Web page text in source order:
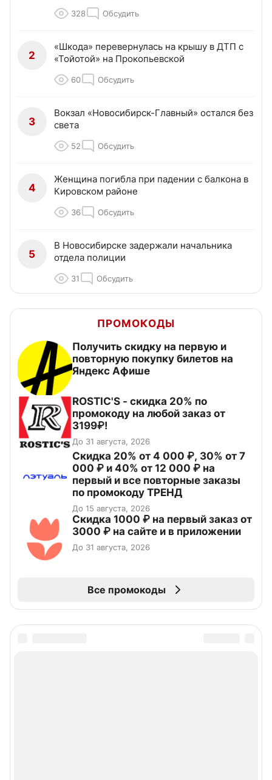
328 Обсудить
2
«Шкода» перевернулась на крышу в ДТП с
«Тойотой» на Прокопьевской
60 Обсудить
3
Вокзал «Новосибирск-Главный» остался без
света
52 Обсудить
4
Женщина погибла при падении с балкона в
Кировском районе
36 Обсудить
5
В Новосибирске задержали начальника
отдела полиции
31 Обсудить
ПРОМОКОДЫ
Получить скидку на первую и
повторную покупку билетов на
Яндекс Афише
ROSTIC'S - скидка 20% по
промокоду на любой заказ от
3199₽!
До 31 августа, 2026
Скидка 20% от 4 000 ₽, 30% от 7
000 ₽ и 40% от 12 000 ₽ на
первый и все повторные заказы
по промокоду ТРЕНД
До 15 августа, 2026
Скидка 1000 ₽ на первый заказ от
3000 ₽ на сайте и в приложении
До 31 августа, 2026
Все промокоды